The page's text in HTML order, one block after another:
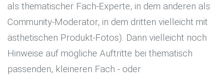
als thematischer Fach-Experte, in dem anderen als
Community-Moderator, in dem dritten vielleicht mit
ästhetischen Produkt-Fotos). Dann vielleicht noch
Hinweise auf mögliche Auftritte bei thematisch
passenden, kleineren Fach - oder